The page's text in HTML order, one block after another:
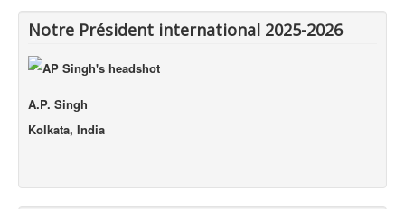
Notre Président international 2025-2026
A.P. Singh
Kolkata, India